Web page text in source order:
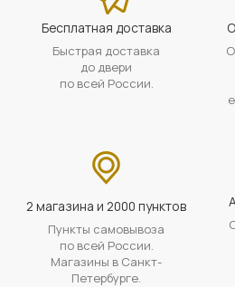
Бесплатная доставка
Быстрая доставка
до двери
по всей России.
2 магазина и 2000 пунктов
Пункты самовывоза
по всей России.
Магазины в Санкт-
Петербурге.